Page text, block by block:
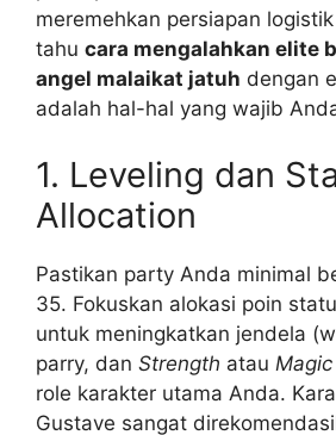
meremehkan persiapan
tahu cara mengalahkan elite
angel malaikat jatuh dengan
adalah hal-hal yang wajib
1. Leveling dan
Allocation
Pastikan party Anda minimal
35. Fokuskan alokasi poin
untuk meningkatkan jendela
parry, dan Strength atau Magic
role karakter utama Anda.
Gustave sangat